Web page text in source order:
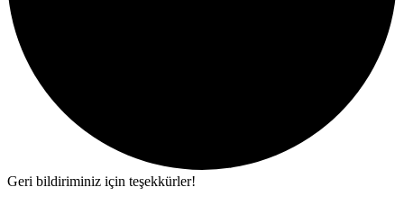
Geri bildiriminiz için teşekkürler!